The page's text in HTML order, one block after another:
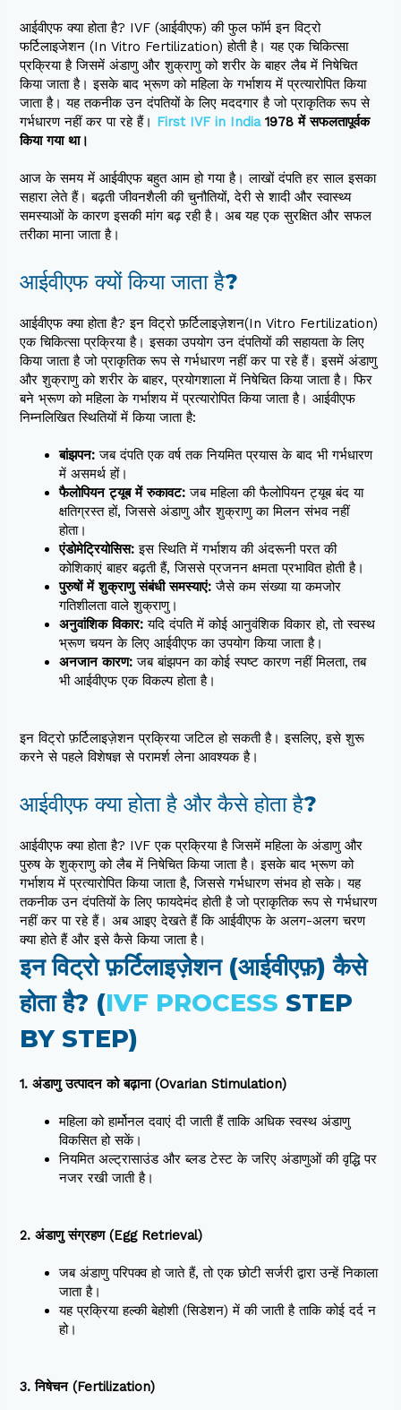
आईवीएफ क्या होता है? IVF (आईवीएफ) की फुल फॉर्म इन विट्रो
फर्टिलाइजेशन (In Vitro Fertilization) होती है। यह एक चिकित्सा
प्रक्रिया है जिसमें अंडाणु और शुक्राणु को शरीर के बाहर लैब में निषेचित
किया जाता है। इसके बाद भ्रूण को महिला के गर्भाशय में प्रत्यारोपित किया
जाता है। यह तकनीक उन दंपतियों के लिए मददगार है जो प्राकृतिक रूप से
गर्भधारण नहीं कर पा रहे हैं। First IVF in India1978 में सफलतापूर्वक
किया गया था।
आज के समय में आईवीएफ बहुत आम हो गया है। लाखों दंपति हर साल इसका
सहारा लेते हैं। बढ़ती जीवनशैली की चुनौतियों, देरी से शादी और स्वास्थ्य
समस्याओं के कारण इसकी मांग बढ़ रही है। अब यह एक सुरक्षित और सफल
तरीका माना जाता है।
आईवीएफ क्यों किया जाता है?
आईवीएफ क्या होता है? इन विट्रो फ़र्टिलाइज़ेशन(In Vitro Fertilization)
एक चिकित्सा प्रक्रिया है। इसका उपयोग उन दंपतियों की सहायता के लिए
किया जाता है जो प्राकृतिक रूप से गर्भधारण नहीं कर पा रहे हैं। इसमें अंडाणु
और शुक्राणु को शरीर के बाहर, प्रयोगशाला में निषेचित किया जाता है। फिर
बने भ्रूण को महिला के गर्भाशय में प्रत्यारोपित किया जाता है। आईवीएफ
निम्नलिखित स्थितियों में किया जाता है:
बांझपन: जब दंपति एक वर्ष तक नियमित प्रयास के बाद भी गर्भधारण
में असमर्थ हों।
फैलोपियन ट्यूब में रुकावट: जब महिला की फैलोपियन ट्यूब बंद या
क्षतिग्रस्त हों, जिससे अंडाणु और शुक्राणु का मिलन संभव नहीं
होता।
एंडोमेट्रियोसिस:इस स्थिति में गर्भाशय की अंदरूनी परत की
कोशिकाएं बाहर बढ़ती हैं, जिससे प्रजनन क्षमता प्रभावित होती है।
पुरुषों में शुक्राणु संबंधी समस्याएं: जैसे कम संख्या या कमजोर
गतिशीलता वाले शुक्राणु।
अनुवांशिक विकार: यदि दंपति में कोई आनुवंशिक विकार हो, तो स्वस्थ
भ्रूण चयन के लिए आईवीएफ का उपयोग किया जाता है।
अनजान कारण:जब बांझपन का कोई स्पष्ट कारण नहीं मिलता, तब
भी आईवीएफ एक विकल्प होता है।
इन विट्रो फ़र्टिलाइज़ेशन प्रक्रिया जटिल हो सकती है। इसलिए, इसे शुरू
करने से पहले विशेषज्ञ से परामर्श लेना आवश्यक है।
आईवीएफ क्या होता है और कैसे होता है?
आईवीएफ क्या होता है? IVF एक प्रक्रिया है जिसमें महिला के अंडाणु और
पुरुष के शुक्राणु को लैब में निषेचित किया जाता है। इसके बाद भ्रूण को
गर्भाशय में प्रत्यारोपित किया जाता है, जिससे गर्भधारण संभव हो सके। यह
तकनीक उन दंपतियों के लिए फायदेमंद होती है जो प्राकृतिक रूप से गर्भधारण
नहीं कर पा रहे हैं। अब आइए देखते हैं कि आईवीएफ के अलग-अलग चरण
क्या होते हैं और इसे कैसे किया जाता है।
इन विट्रो फ़र्टिलाइज़ेशन (आईवीएफ़) कैसे
होता है? (IVF PROCESS STEP
BY STEP)
1. अंडाणु उत्पादन को बढ़ाना (Ovarian Stimulation)
महिला को हार्मोनल दवाएं दी जाती हैं ताकि अधिक स्वस्थ अंडाणु
विकसित हो सकें।
नियमित अल्ट्रासाउंड और ब्लड टेस्ट के जरिए अंडाणुओं की वृद्धि पर
नजर रखी जाती है।
2. अंडाणु संग्रहण (Egg Retrieval)
जब अंडाणु परिपक्व हो जाते हैं, तो एक छोटी सर्जरी द्वारा उन्हें निकाला
जाता है।
यह प्रक्रिया हल्की बेहोशी (सिडेशन) में की जाती है ताकि कोई दर्द न
हो।
3. निषेचन (Fertilization)